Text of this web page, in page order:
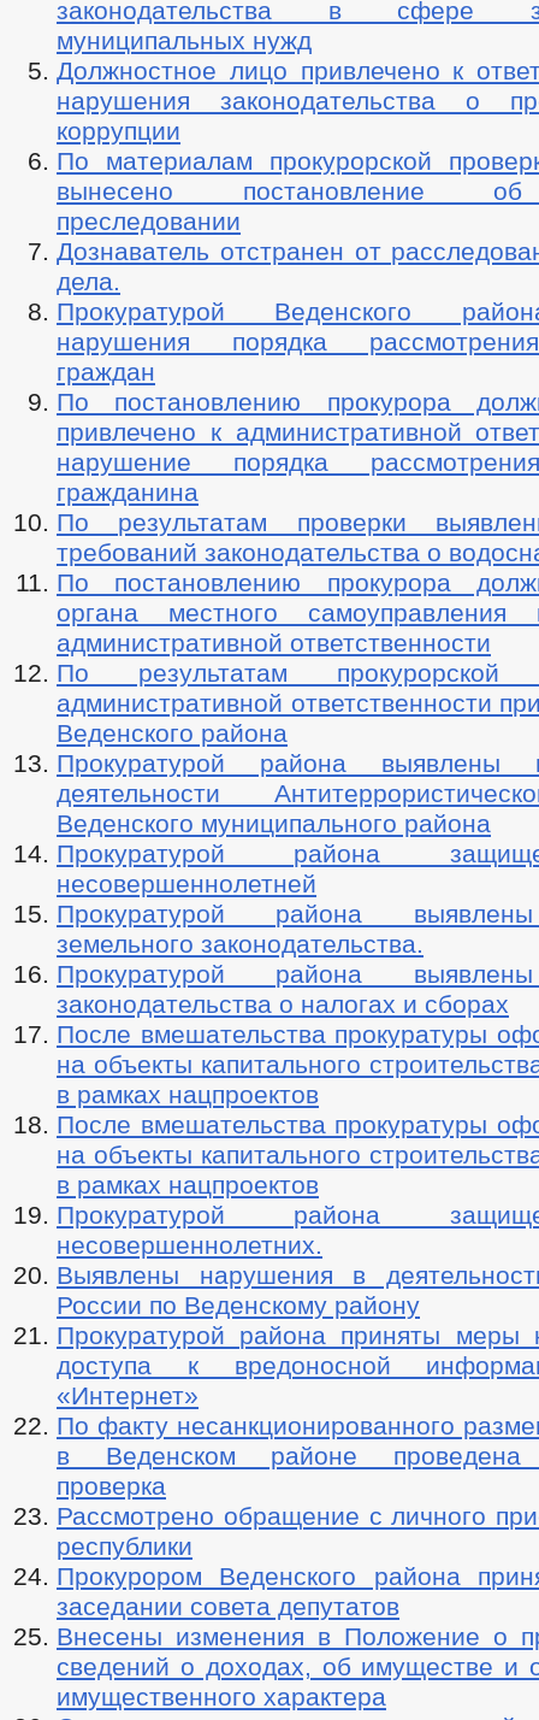
законодательства в сфере
муниципальных нужд
Должностное лицо привлечено к
нарушения законодательства о
коррупции
По материалам прокурорской
вынесено постановление
преследовании
Дознаватель отстранен от
дела.
Прокуратурой Веденского
нарушения порядка
граждан
По постановлению прокурора
привлечено к административной
нарушение порядка
гражданина
По результатам проверки
требований законодательства о
По постановлению прокурора
органа местного самоуправления
административной ответственности
По результатам
административной ответственности
Веденского района
Прокуратурой района выявлены
деятельности
Веденского муниципального района
Прокуратурой района
несовершеннолетней
Прокуратурой района
земельного законодательства.
Прокуратурой района
законодательства о налогах и сборах
После вмешательства прокуратуры
на объекты капитального
в рамках нацпроектов
После вмешательства прокуратуры
на объекты капитального
в рамках нацпроектов
Прокуратурой района
несовершеннолетних.
Выявлены нарушения в
России по Веденскому району
Прокуратурой района приняты меры
доступа к вредоносной
«Интернет»
По факту несанкционированного
в Веденском районе проведена
проверка
Рассмотрено обращение с личного
республики
Прокурором Веденского района
заседании совета депутатов
Внесены изменения в Положение о
сведений о доходах, об имуществе и
имущественного характера